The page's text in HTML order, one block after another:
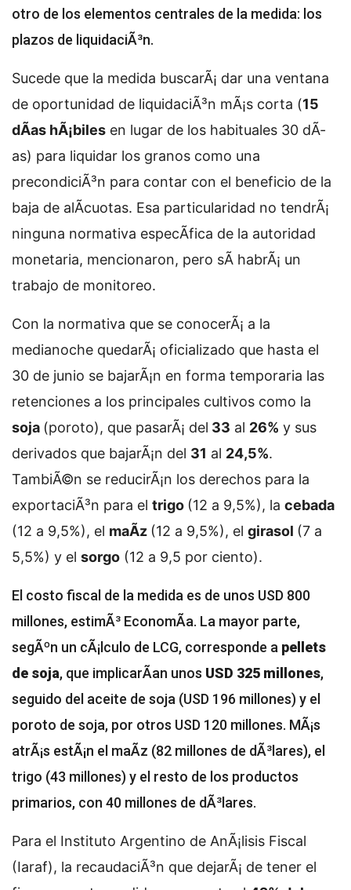
otro de los elementos centrales de la medida: los
plazos de liquidaciÃ³n.
Sucede que la medida buscarÃ¡ dar una ventana
de oportunidad de liquidaciÃ³n mÃ¡s corta (15
dÃ­as hÃ¡biles en lugar de los habituales 30 dÃ­
as) para liquidar los granos como una
precondiciÃ³n para contar con el beneficio de la
baja de alÃ­cuotas. Esa particularidad no tendrÃ¡
ninguna normativa especÃ­fica de la autoridad
monetaria, mencionaron, pero sÃ­ habrÃ¡ un
trabajo de monitoreo.
Con la normativa que se conocerÃ¡ a la
medianoche quedarÃ¡ oficializado que hasta el
30 de junio se bajarÃ¡n en forma temporaria las
retenciones a los principales cultivos como la
soja (poroto), que pasarÃ¡ del 33 al 26% y sus
derivados que bajarÃ¡n del 31 al 24,5%.
TambiÃ©n se reducirÃ¡n los derechos para la
exportaciÃ³n para el trigo (12 a 9,5%), la cebada
(12 a 9,5%), el maÃ­z (12 a 9,5%), el girasol (7 a
5,5%) y el sorgo (12 a 9,5 por ciento).
El costo fiscal de la medida es de unos USD 800
millones, estimÃ³ EconomÃ­a. La mayor parte,
segÃºn un cÃ¡lculo de LCG, corresponde a pellets
de soja, que implicarÃ­an unos USD 325 millones,
seguido del aceite de soja (USD 196 millones) y el
poroto de soja, por otros USD 120 millones. MÃ¡s
atrÃ¡s estÃ¡n el maÃ­z (82 millones de dÃ³lares), el
trigo (43 millones) y el resto de los productos
primarios, con 40 millones de dÃ³lares.
Para el Instituto Argentino de AnÃ¡lisis Fiscal
(Iaraf), la recaudaciÃ³n que dejarÃ¡ de tener el